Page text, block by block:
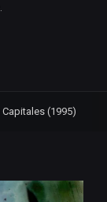
(1995)